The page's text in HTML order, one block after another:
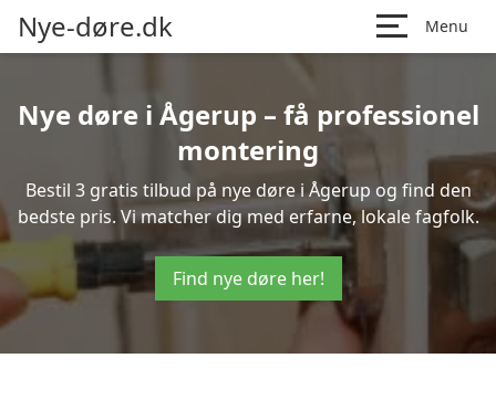
Nye-døre.dk Menu
Nye døre i Ågerup – få professionel
montering
Bestil 3 gratis tilbud på nye døre i Ågerup og find den
bedste pris. Vi matcher dig med erfarne, lokale fagfolk.
Find nye døre her!